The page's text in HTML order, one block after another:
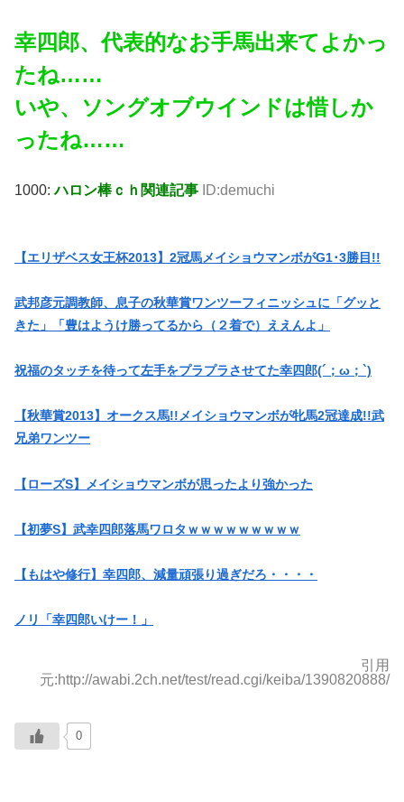
幸四郎、代表的なお手馬出来てよかっ
たね……
いや、ソングオブウインドは惜しか
ったね……
1000:ハロン棒ｃｈ関連記事 ID:demuchi
【エリザベス女王杯2013】2冠馬メイショウマンボがG1･3勝目!!
武邦彦元調教師、息子の秋華賞ワンツーフィニッシュに「グッと
きた」「豊はようけ勝ってるから（２着で）ええんよ」
祝福のタッチを待って左手をプラプラさせてた幸四郎(´；ω；`)
【秋華賞2013】オークス馬!!メイショウマンボが牝馬2冠達成!!武
兄弟ワンツー
【ローズS】メイショウマンボが思ったより強かった
【初夢S】武幸四郎落馬ワロタｗｗｗｗｗｗｗｗｗ
【もはや修行】幸四郎、減量頑張り過ぎだろ・・・・
ノリ「幸四郎いけー！」
引用
元:http://awabi.2ch.net/test/read.cgi/keiba/1390820888/
0